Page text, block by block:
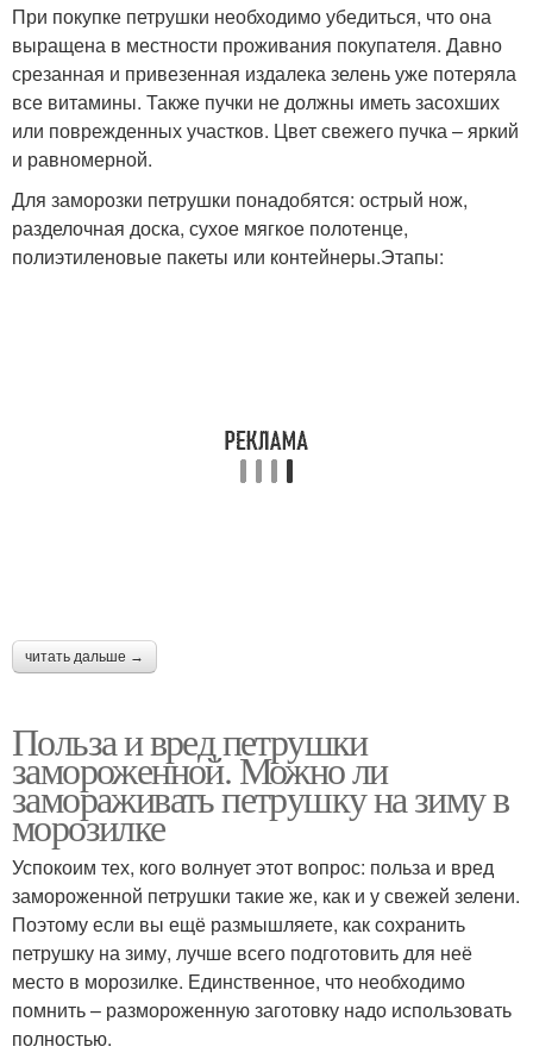
При покупке петрушки необходимо убедиться, что она
выращена в местности проживания покупателя. Давно
срезанная и привезенная издалека зелень уже потеряла
все витамины. Также пучки не должны иметь засохших
или поврежденных участков. Цвет свежего пучка – яркий
и равномерной.
Для заморозки петрушки понадобятся: острый нож,
разделочная доска, сухое мягкое полотенце,
полиэтиленовые пакеты или контейнеры.Этапы:
читать дальше →
Польза и вред петрушки
замороженной. Можно ли
замораживать петрушку на зиму в
морозилке
Успокоим тех, кого волнует этот вопрос: польза и вред
замороженной петрушки такие же, как и у свежей зелени.
Поэтому если вы ещё размышляете, как сохранить
петрушку на зиму, лучше всего подготовить для неё
место в морозилке. Единственное, что необходимо
помнить – размороженную заготовку надо использовать
полностью.